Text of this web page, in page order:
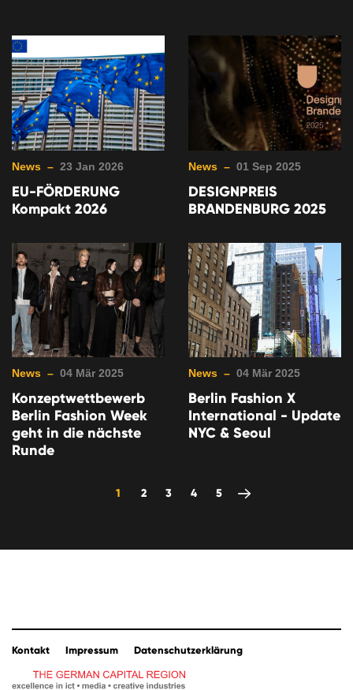
News – 23 Jan 2026
EU-FÖRDERUNG
Kompakt 2026
News – 01 Sep 2025
DESIGNPREIS
BRANDENBURG 2025
News – 04 Mär 2025
Konzeptwettbewerb
Berlin Fashion Week
geht in die nächste
Runde
News – 04 Mär 2025
Berlin Fashion X
International - Update
NYC & Seoul
1 2 3 4 5
Kontakt Impressum Datenschutzerklärung